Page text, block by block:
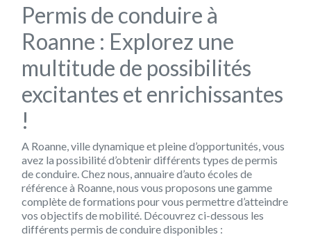
Permis de conduire à
Roanne : Explorez une
multitude de possibilités
excitantes et enrichissantes
!
A Roanne, ville dynamique et pleine d’opportunités, vous
avez la possibilité d’obtenir différents types de permis
de conduire. Chez nous, annuaire d’auto écoles de
référence à Roanne, nous vous proposons une gamme
complète de formations pour vous permettre d’atteindre
vos objectifs de mobilité. Découvrez ci-dessous les
différents permis de conduire disponibles :